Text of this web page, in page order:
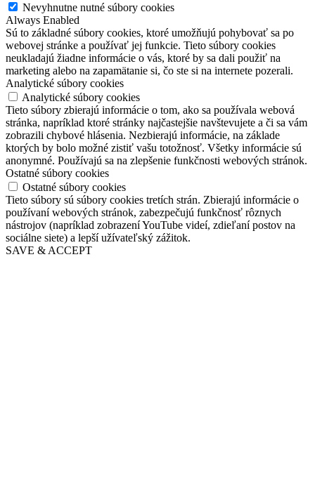
Nevyhnutne nutné súbory cookies
Always Enabled
Sú to základné súbory cookies, ktoré umožňujú pohybovať sa po
webovej stránke a používať jej funkcie. Tieto súbory cookies
neukladajú žiadne informácie o vás, ktoré by sa dali použiť na
marketing alebo na zapamätanie si, čo ste si na internete pozerali.
Analytické súbory cookies
Analytické súbory cookies
Tieto súbory zbierajú informácie o tom, ako sa používala webová
stránka, napríklad ktoré stránky najčastejšie navštevujete a či sa vám
zobrazili chybové hlásenia. Nezbierajú informácie, na základe
ktorých by bolo možné zistiť vašu totožnosť. Všetky informácie sú
anonymné. Používajú sa na zlepšenie funkčnosti webových stránok.
Ostatné súbory cookies
Ostatné súbory cookies
Tieto súbory sú súbory cookies tretích strán. Zbierajú informácie o
používaní webových stránok, zabezpečujú funkčnosť rôznych
nástrojov (napríklad zobrazení YouTube videí, zdieľaní postov na
sociálne siete) a lepší užívateľský zážitok.
SAVE & ACCEPT